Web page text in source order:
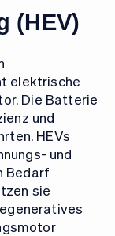
(HEV)
elektrische
Die Batterie
und
HEVs
und
Bedarf
sie